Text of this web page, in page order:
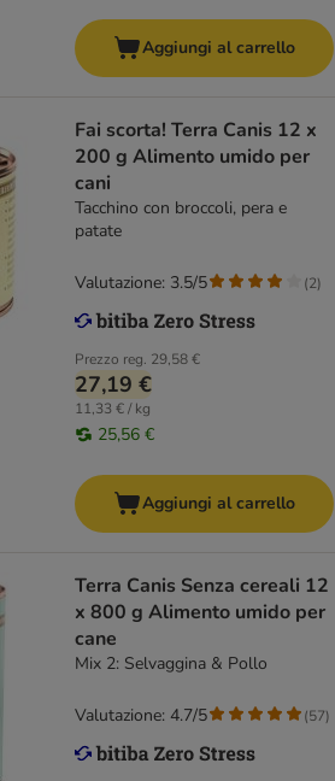
Aggiungi al carrello
Fai scorta! Terra Canis 12 x
200 g Alimento umido per
cani
Tacchino con broccoli, pera e
patate
Prezzo reg. 29,58 €
27,19 €
11,33 € / kg
25,56 €
Valutazione: 3.5/5 (2)
Aggiungi al carrello
Terra Canis Senza cereali 12
x 800 g Alimento umido per
cane
Mix 2: Selvaggina & Pollo
Valutazione: 4.7/5 (57)